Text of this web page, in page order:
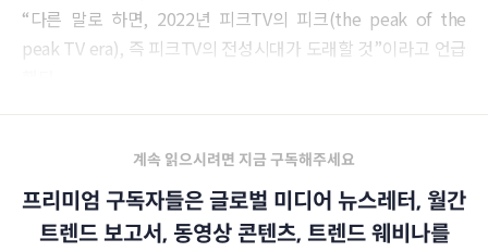
“다른 말로 하면, 2022년 피크TV의 피크(the peak of the
peak TV era), 즉 피크TV의 전성시대가 도래할 것”이라고 언급
계속 읽으시려면 지금 구독해주세요
프리미엄 구독자들은 글로벌 미디어 뉴스레터, 월간
트렌드 보고서, 동영상 콘텐츠, 트렌드 웨비나를